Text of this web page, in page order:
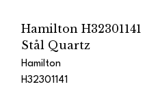
Hamilton
Stål Quartz
Hamilton
H32301141